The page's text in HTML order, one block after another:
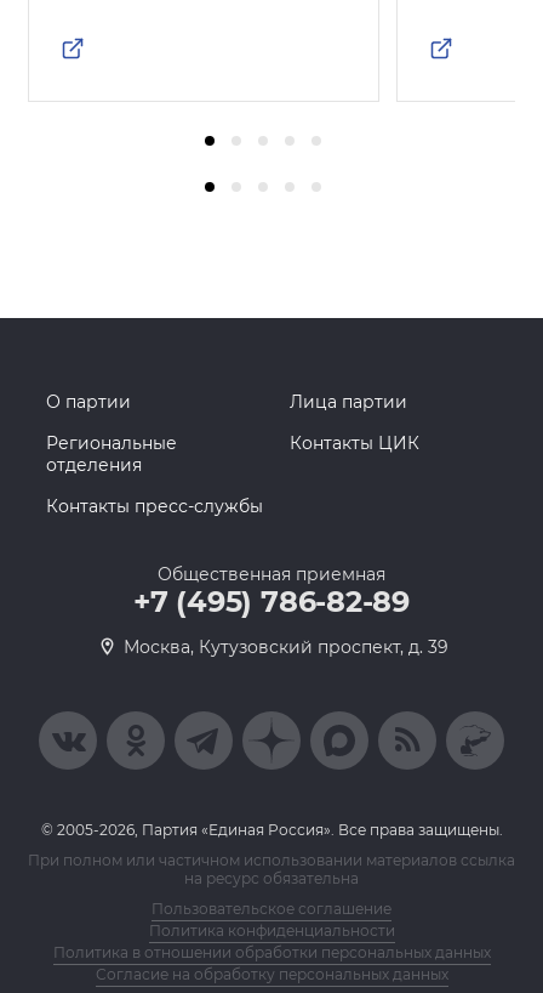
О партии
Лица партии
Региональные
отделения
Контакты ЦИК
Контакты пресс-службы
Общественная приемная
+7 (495) 786-82-89
Москва, Кутузовский проспект, д. 39
© 2005-2026, Партия «Единая Россия». Все права защищены.
При полном или частичном использовании материалов ссылка
на ресурс обязательна
Пользовательское соглашение
Политика конфиденциальности
Политика в отношении обработки персональных данных
Согласие на обработку персональных данных